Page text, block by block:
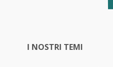
I NOSTRI TEMI